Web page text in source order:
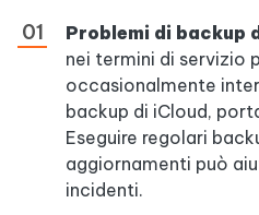
Problemi di backup
nei termini di servizio
occasionalmente
backup di iCloud,
Eseguire regolari
aggiornamenti può
incidenti.